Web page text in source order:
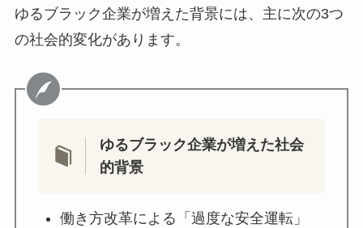
ゆるブラック企業が増えた背景には、主に次の3つ
の社会的変化があります。
ゆるブラック企業が増えた社会
的背景
働き方改革による「過度な安全運転」